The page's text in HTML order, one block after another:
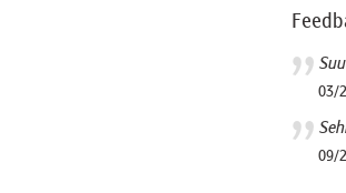
03/
09/